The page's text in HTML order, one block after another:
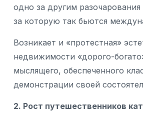
одно за другим
за которую так бьются
Возникает и «протестная»
недвижимости «дорого-
мыслящего, обеспеченного
демонстрации своей
2. Рост путешественников